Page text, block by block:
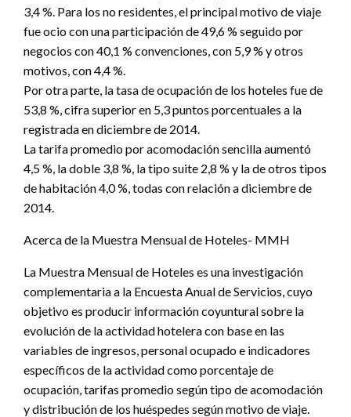
3,4 %. Para los no residentes, el principal motivo de viaje
fue ocio con una participación de 49,6 % seguido por
negocios con 40,1 % convenciones, con 5,9 % y otros
motivos, con 4,4 %.
Por otra parte, la tasa de ocupación de los hoteles fue de
53,8 %, cifra superior en 5,3 puntos porcentuales a la
registrada en diciembre de 2014.
La tarifa promedio por acomodación sencilla aumentó
4,5 %, la doble 3,8 %, la tipo suite 2,8 % y la de otros tipos
de habitación 4,0 %, todas con relación a diciembre de
2014.
Acerca de la Muestra Mensual de Hoteles- MMH
La Muestra Mensual de Hoteles es una investigación
complementaria a la Encuesta Anual de Servicios, cuyo
objetivo es producir información coyuntural sobre la
evolución de la actividad hotelera con base en las
variables de ingresos, personal ocupado e indicadores
específicos de la actividad como porcentaje de
ocupación, tarifas promedio según tipo de acomodación
y distribución de los huéspedes según motivo de viaje.